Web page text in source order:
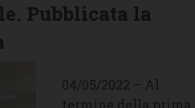
Pubblicata la
04/05/2022 – Al
termine della prima